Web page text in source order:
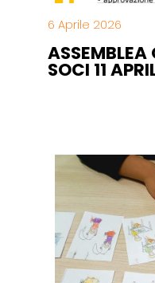
6 Aprile 2026
ASSEMBLEA
SOCI 11